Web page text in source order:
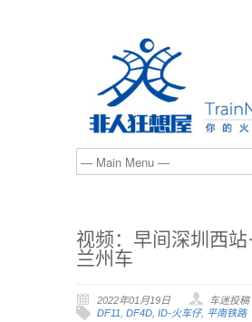
视频：早间深圳西站
兰州车
2022年01月19日
车迷投稿
DF11, DF4D, ID-火车仔, 平南铁路